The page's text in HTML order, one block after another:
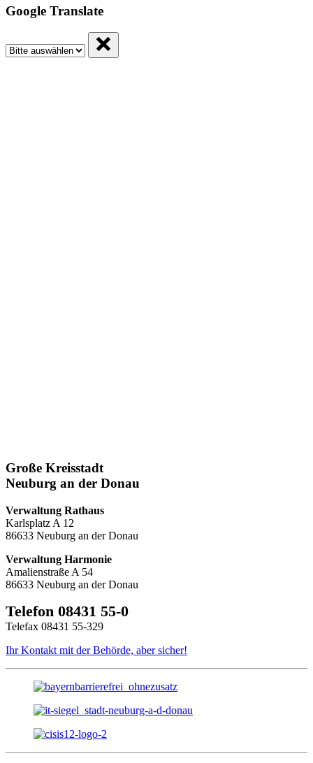
Google Translate
Große Kreisstadt
Neuburg an der Donau
Verwaltung Rathaus
Karlsplatz A 12
86633 Neuburg an der Donau
Verwaltung Harmonie
Amalienstraße A 54
86633 Neuburg an der Donau
Telefon 08431 55-0
Telefax 08431 55-329
Ihr Kontakt mit der Behörde, aber sicher!